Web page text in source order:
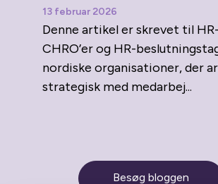
13 februar 2026
Denne artikel er skrevet til
CHRO’er og HR-
nordiske organisationer, der
strategisk med medarbej...
Besøg bloggen